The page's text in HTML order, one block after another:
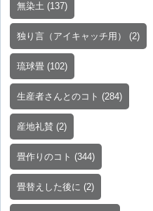
無染土 (137)
独り言（アイキャッチ用） (2)
琉球畳 (102)
生産者さんとのコト (284)
産地礼賛 (2)
畳作りのコト (344)
畳替えした後に (2)